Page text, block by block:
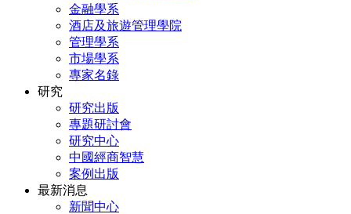
金融學系
酒店及旅遊管理學院
管理學系
市場學系
專家名錄
研究
研究出版
專題研討會
研究中心
中國經商智慧
案例出版
最新消息
新聞中心